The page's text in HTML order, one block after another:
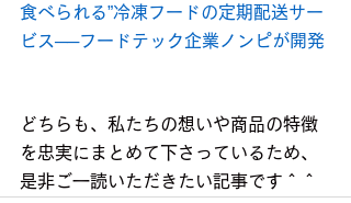
食べられる”冷凍フードの定期配送サー
ビス──フードテック企業ノンピが開発
どちらも、私たちの想いや商品の特徴
を忠実にまとめて下さっているため、
是非ご一読いただきたい記事です＾＾